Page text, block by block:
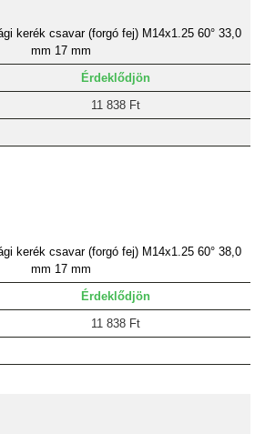
kerék csavar (forgó fej) M14x1.25 60° 33,0
mm 17 mm
Érdeklődjön
11 838 Ft
kerék csavar (forgó fej) M14x1.25 60° 38,0
mm 17 mm
Érdeklődjön
11 838 Ft